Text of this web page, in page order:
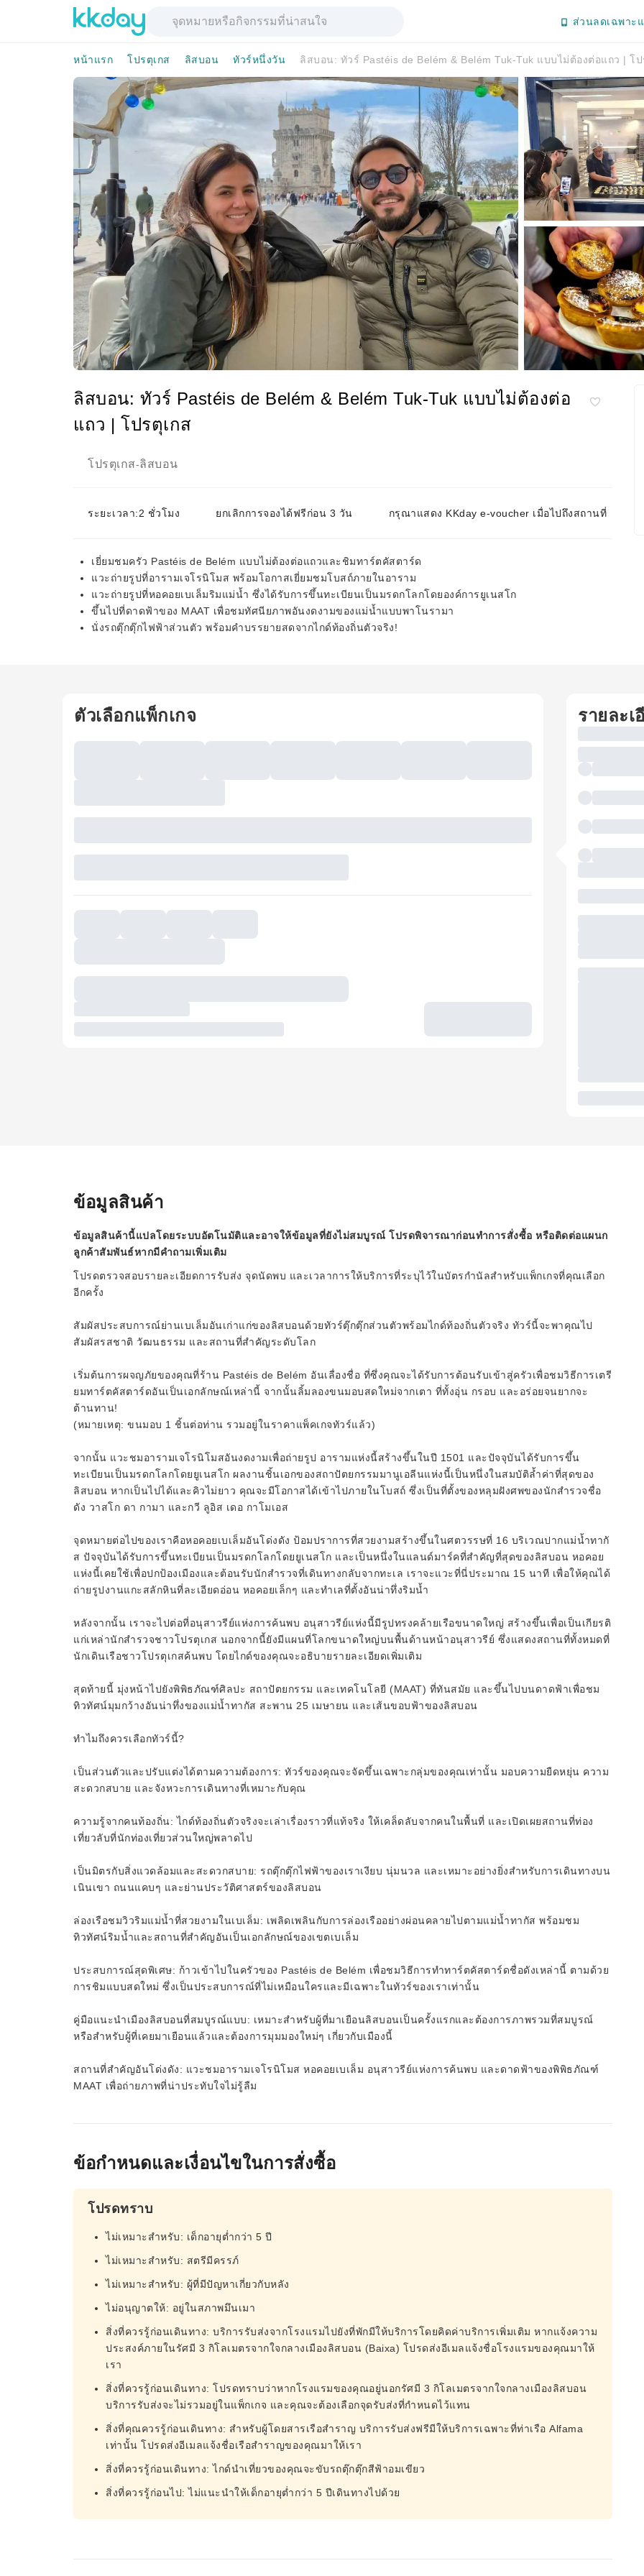
ส่วนลดเฉพาะ
หน้าแรก โปรตุเกส ลิสบอน ทัวร์หนึ่งวัน ลิสบอน: ทัวร์ Pastéis de Belém & Belém Tuk-Tuk แบบไม่ต้องต่อแถว | โป
ลิสบอน: ทัวร์ Pastéis de Belém & Belém Tuk-Tuk แบบไม่ต้องต่อ
แถว | โปรตุเกส
โปรตุเกส-ลิสบอน
ระยะเวลา:2 ชั่วโมง ยกเลิกการจองได้ฟรีก่อน 3 วัน กรุณาแสดง KKday e-voucher เมื่อไปถึงสถานที่
เยี่ยมชมครัว Pastéis de Belém แบบไม่ต้องต่อแถวและชิมทาร์ตคัสตาร์ด
แวะถ่ายรูปที่อารามเจโรนิโมส พร้อมโอกาสเยี่ยมชมโบสถ์ภายในอาราม
แวะถ่ายรูปที่หอคอยเบเล็มริมแม่น้ำ ซึ่งได้รับการขึ้นทะเบียนเป็นมรดกโลกโดยองค์การยูเนสโก
ขึ้นไปที่ดาดฟ้าของ MAAT เพื่อชมทัศนียภาพอันงดงามของแม่น้ำแบบพาโนรามา
นั่งรถตุ๊กตุ๊กไฟฟ้าส่วนตัว พร้อมคำบรรยายสดจากไกด์ท้องถิ่นตัวจริง!
ตัวเลือกแพ็กเกจ รายละเ
ข้อมูลสินค้า
ข้อมูลสินค้านี้แปลโดยระบบอัตโนมัติและอาจให้ข้อมูลที่ยังไม่สมบูรณ์ โปรดพิจารณาก่อนทำการสั่งซื้อ หรือติดต่อแผนก
ลูกค้าสัมพันธ์หากมีคำถามเพิ่มเติม
โปรดตรวจสอบรายละเอียดการรับส่ง จุดนัดพบ และเวลาการให้บริการที่ระบุไว้ในบัตรกำนัลสำหรับแพ็กเกจที่คุณเลือก
อีกครั้ง
สัมผัสประสบการณ์ย่านเบเล็มอันเก่าแก่ของลิสบอนด้วยทัวร์ตุ๊กตุ๊กส่วนตัวพร้อมไกด์ท้องถิ่นตัวจริง ทัวร์นี้จะพาคุณไป
สัมผัสรสชาติ วัฒนธรรม และสถานที่สำคัญระดับโลก
เริ่มต้นการผจญภัยของคุณที่ร้าน Pastéis de Belém อันเลื่องชื่อ ที่ซึ่งคุณจะได้รับการต้อนรับเข้าสู่ครัวเพื่อชมวิธีการเตรี
ยมทาร์ตคัสตาร์ดอันเป็นเอกลักษณ์เหล่านี้ จากนั้นลิ้มลองขนมอบสดใหม่จากเตา ที่ทั้งอุ่น กรอบ และอร่อยจนยากจะ
ต้านทาน!
(หมายเหตุ: ขนมอบ 1 ชิ้นต่อท่าน รวมอยู่ในราคาแพ็คเกจทัวร์แล้ว)
จากนั้น แวะชมอารามเจโรนิโมสอันงดงามเพื่อถ่ายรูป อารามแห่งนี้สร้างขึ้นในปี 1501 และปัจจุบันได้รับการขึ้น
ทะเบียนเป็นมรดกโลกโดยยูเนสโก ผลงานชิ้นเอกของสถาปัตยกรรมมานูเอลีนแห่งนี้เป็นหนึ่งในสมบัติล้ำค่าที่สุดของ
ลิสบอน หากเป็นไปได้และคิวไม่ยาว คุณจะมีโอกาสได้เข้าไปภายในโบสถ์ ซึ่งเป็นที่ตั้งของหลุมฝังศพของนักสำรวจชื่อ
ดัง วาสโก ดา กามา และกวี ลูอิส เดอ กาโมเอส
จุดหมายต่อไปของเราคือหอคอยเบเล็มอันโด่งดัง ป้อมปราการที่สวยงามสร้างขึ้นในศตวรรษที่ 16 บริเวณปากแม่น้ำทากั
ส ปัจจุบันได้รับการขึ้นทะเบียนเป็นมรดกโลกโดยยูเนสโก และเป็นหนึ่งในแลนด์มาร์คที่สำคัญที่สุดของลิสบอน หอคอย
แห่งนี้เคยใช้เพื่อปกป้องเมืองและต้อนรับนักสำรวจที่เดินทางกลับจากทะเล เราจะแวะที่นี่ประมาณ 15 นาที เพื่อให้คุณได้
ถ่ายรูปงานแกะสลักหินที่ละเอียดอ่อน หอคอยเล็กๆ และทำเลที่ตั้งอันน่าทึ่งริมน้ำ
หลังจากนั้น เราจะไปต่อที่อนุสาวรีย์แห่งการค้นพบ อนุสาวรีย์แห่งนี้มีรูปทรงคล้ายเรือขนาดใหญ่ สร้างขึ้นเพื่อเป็นเกียรติ
แก่เหล่านักสำรวจชาวโปรตุเกส นอกจากนี้ยังมีแผนที่โลกขนาดใหญ่บนพื้นด้านหน้าอนุสาวรีย์ ซึ่งแสดงสถานที่ทั้งหมดที่
นักเดินเรือชาวโปรตุเกสค้นพบ โดยไกด์ของคุณจะอธิบายรายละเอียดเพิ่มเติม
สุดท้ายนี้ มุ่งหน้าไปยังพิพิธภัณฑ์ศิลปะ สถาปัตยกรรม และเทคโนโลยี (MAAT) ที่ทันสมัย ​​และขึ้นไปบนดาดฟ้าเพื่อชม
ทิวทัศน์มุมกว้างอันน่าทึ่งของแม่น้ำทากัส สะพาน 25 เมษายน และเส้นขอบฟ้าของลิสบอน
ทำไมถึงควรเลือกทัวร์นี้?
เป็นส่วนตัวและปรับแต่งได้ตามความต้องการ: ทัวร์ของคุณจะจัดขึ้นเฉพาะกลุ่มของคุณเท่านั้น มอบความยืดหยุ่น ความ
สะดวกสบาย และจังหวะการเดินทางที่เหมาะกับคุณ
ความรู้จากคนท้องถิ่น: ไกด์ท้องถิ่นตัวจริงจะเล่าเรื่องราวที่แท้จริง ให้เคล็ดลับจากคนในพื้นที่ และเปิดเผยสถานที่ท่อง
เที่ยวลับที่นักท่องเที่ยวส่วนใหญ่พลาดไป
เป็นมิตรกับสิ่งแวดล้อมและสะดวกสบาย: รถตุ๊กตุ๊กไฟฟ้าของเราเงียบ นุ่มนวล และเหมาะอย่างยิ่งสำหรับการเดินทางบน
เนินเขา ถนนแคบๆ และย่านประวัติศาสตร์ของลิสบอน
ล่องเรือชมวิวริมแม่น้ำที่สวยงามในเบเล็ม: เพลิดเพลินกับการล่องเรืออย่างผ่อนคลายไปตามแม่น้ำทากัส พร้อมชม
ทิวทัศน์ริมน้ำและสถานที่สำคัญอันเป็นเอกลักษณ์ของเขตเบเล็ม
ประสบการณ์สุดพิเศษ: ก้าวเข้าไปในครัวของ Pastéis de Belém เพื่อชมวิธีการทำทาร์ตคัสตาร์ดชื่อดังเหล่านี้ ตามด้วย
การชิมแบบสดใหม่ ซึ่งเป็นประสบการณ์ที่ไม่เหมือนใครและมีเฉพาะในทัวร์ของเราเท่านั้น
คู่มือแนะนำเมืองลิสบอนที่สมบูรณ์แบบ: เหมาะสำหรับผู้ที่มาเยือนลิสบอนเป็นครั้งแรกและต้องการภาพรวมที่สมบูรณ์
หรือสำหรับผู้ที่เคยมาเยือนแล้วและต้องการมุมมองใหม่ๆ เกี่ยวกับเมืองนี้
สถานที่สำคัญอันโด่งดัง: แวะชมอารามเจโรนิโมส หอคอยเบเล็ม อนุสาวรีย์แห่งการค้นพบ และดาดฟ้าของพิพิธภัณฑ์
MAAT เพื่อถ่ายภาพที่น่าประทับใจไม่รู้ลืม
ข้อกำหนดและเงื่อนไขในการสั่งซื้อ
โปรดทราบ
ไม่เหมาะสำหรับ: เด็กอายุต่ำกว่า 5 ปี
ไม่เหมาะสำหรับ: สตรีมีครรภ์
ไม่เหมาะสำหรับ: ผู้ที่มีปัญหาเกี่ยวกับหลัง
ไม่อนุญาตให้: อยู่ในสภาพมึนเมา
สิ่งที่ควรรู้ก่อนเดินทาง: บริการรับส่งจากโรงแรมไปยังที่พักมีให้บริการโดยคิดค่าบริการเพิ่มเติม หากแจ้งความ
ประสงค์ภายในรัศมี 3 กิโลเมตรจากใจกลางเมืองลิสบอน (Baixa) โปรดส่งอีเมลแจ้งชื่อโรงแรมของคุณมาให้
เรา
สิ่งที่ควรรู้ก่อนเดินทาง: โปรดทราบว่าหากโรงแรมของคุณอยู่นอกรัศมี 3 กิโลเมตรจากใจกลางเมืองลิสบอน
บริการรับส่งจะไม่รวมอยู่ในแพ็กเกจ และคุณจะต้องเลือกจุดรับส่งที่กำหนดไว้แทน
สิ่งที่คุณควรรู้ก่อนเดินทาง: สำหรับผู้โดยสารเรือสำราญ บริการรับส่งฟรีมีให้บริการเฉพาะที่ท่าเรือ Alfama
เท่านั้น โปรดส่งอีเมลแจ้งชื่อเรือสำราญของคุณมาให้เรา
สิ่งที่ควรรู้ก่อนเดินทาง: ไกด์นำเที่ยวของคุณจะขับรถตุ๊กตุ๊กสีฟ้าอมเขียว
สิ่งที่ควรรู้ก่อนไป: ไม่แนะนำให้เด็กอายุต่ำกว่า 5 ปีเดินทางไปด้วย